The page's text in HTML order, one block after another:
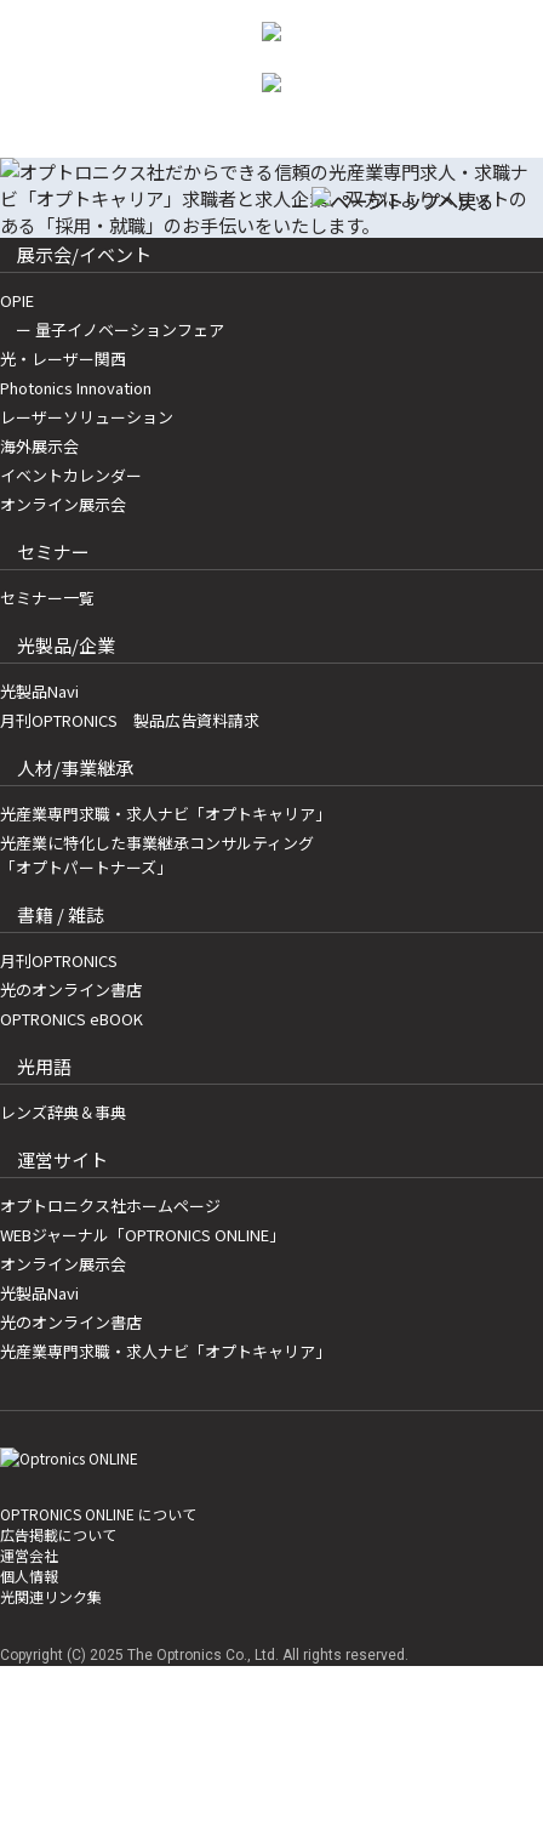
展示会/イベント
OPIE
ー 量子イノベーションフェア
光・レーザー関西
Photonics Innovation
レーザーソリューション
海外展示会
イベントカレンダー
オンライン展示会
セミナー
セミナー一覧
光製品/企業
光製品Navi
月刊OPTRONICS 製品広告資料請求
人材/事業継承
光産業専門求職・求人ナビ「オプトキャリア」
光産業に特化した事業継承コンサルティング
「オプトパートナーズ」
書籍 / 雑誌
月刊OPTRONICS
光のオンライン書店
OPTRONICS eBOOK
光用語
レンズ辞典＆事典
運営サイト
オプトロニクス社ホームページ
WEBジャーナル「OPTRONICS ONLINE」
オンライン展示会
光製品Navi
光のオンライン書店
光産業専門求職・求人ナビ「オプトキャリア」
OPTRONICS ONLINE について
広告掲載について
運営会社
個人情報
光関連リンク集
Copyright (C) 2025 The Optronics Co., Ltd. All rights reserved.